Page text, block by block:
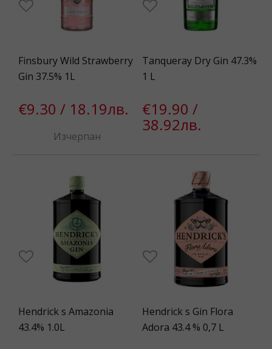
Finsbury Wild Strawberry
Gin 37.5% 1L
€9.30 / 18.19лв.
Изчерпан
Tanqueray Dry Gin 47.3%
1 L
€19.90 /
38.92лв.
Hendrick s Amazonia
43.4% 1.0L
Hendrick s Gin Flora
Adora 43.4 % 0,7 L